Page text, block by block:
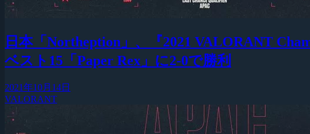
日本「Northeption」、『2021 VALORANT
ベスト15「Paper Rex」に2-0で勝利
2021年10月14日
VALORANT